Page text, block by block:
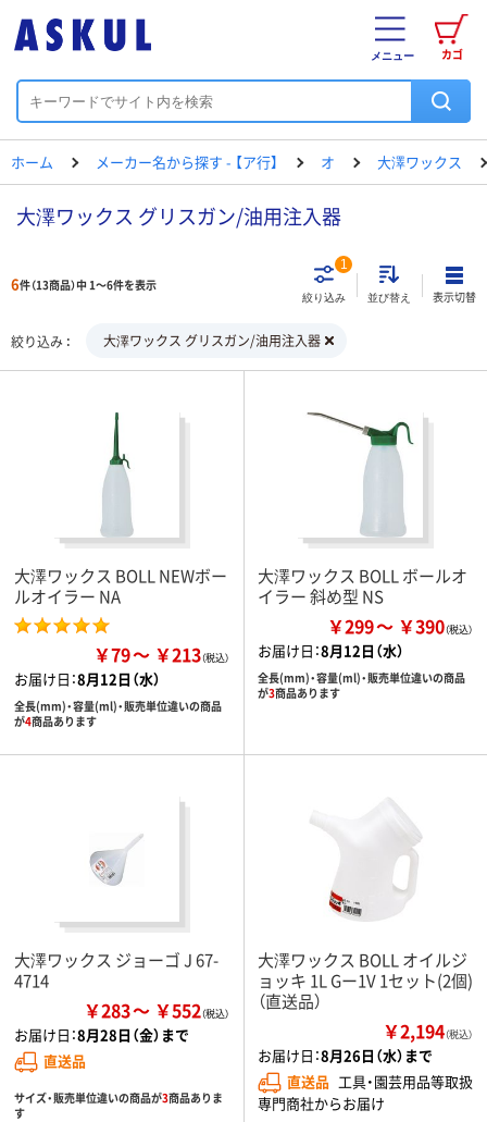
カゴ
メニュー
ホーム メーカー名から探す - 【ア行】 オ 大澤ワックス
大澤ワックス グリスガン/油用注入器
6件（13商品）中 1～6件を表示
絞り込み
1
並び替え 表示切替
絞り込み 大澤ワックス グリスガン/油用注入器
大澤ワックス BOLL NEWボー
ルオイラー NA
￥79 ￥213
お届け日：8月12日（水）
全長(mm)・容量(ml)・販売単位違いの商品
が4商品あります
大澤ワックス BOLL ボールオ
イラー 斜め型 NS
￥299 ￥390
お届け日：8月12日（水）
全長(mm)・容量(ml)・販売単位違いの商品
が3商品あります
大澤ワックス ジョーゴ J 67-
4714
￥283 ￥552
お届け日：8月28日（金）まで
直送品
サイズ・販売単位違いの商品が3商品ありま
す
大澤ワックス BOLL オイルジ
ョッキ 1L Gー1V 1セット(2個)
（直送品）
￥2,194（税込）
お届け日：8月26日（水）まで
直送品 工具・園芸用品等取扱
専門商社からお届け